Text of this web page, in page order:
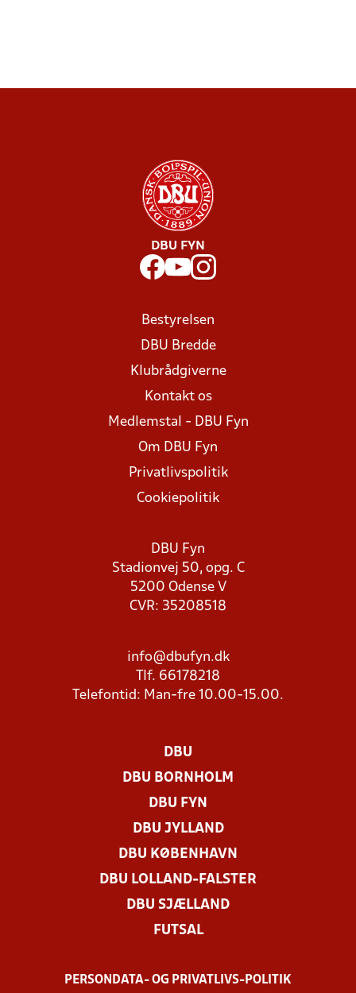
DBU FYN
Bestyrelsen
DBU Bredde
Klubrådgiverne
Kontakt os
Medlemstal - DBU Fyn
Om DBU Fyn
Privatlivspolitik
Cookiepolitik
DBU Fyn
Stadionvej 50, opg. C
5200 Odense V
CVR: 35208518
info@dbufyn.dk
Tlf. 66178218
Telefontid: Man-fre 10.00-15.00.
DBU
DBU BORNHOLM
DBU FYN
DBU JYLLAND
DBU KØBENHAVN
DBU LOLLAND-FALSTER
DBU SJÆLLAND
FUTSAL
PERSONDATA- OG PRIVATLIVS-POLITIK